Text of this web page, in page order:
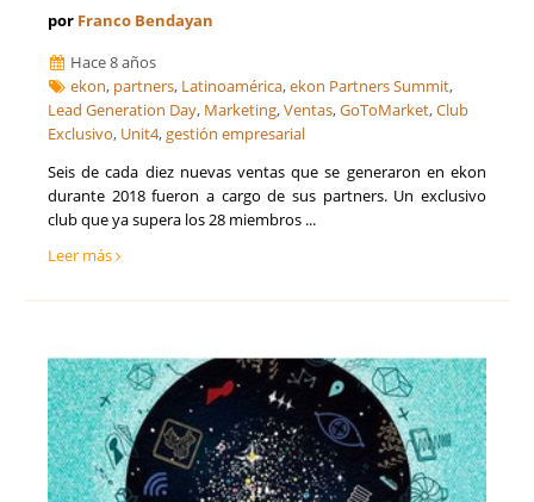
por Franco Bendayan
Hace 8 años
ekon, partners, Latinoamérica,ekon Partners Summit,
Lead Generation Day, Marketing,Ventas,GoToMarket,Club
Exclusivo, Unit4,gestión empresarial
Seis de cada diez nuevas ventas que se generaron en ekon
durante 2018 fueron a cargo de sus partners. Un exclusivo
club que ya supera los 28 miembros ...
Leer más